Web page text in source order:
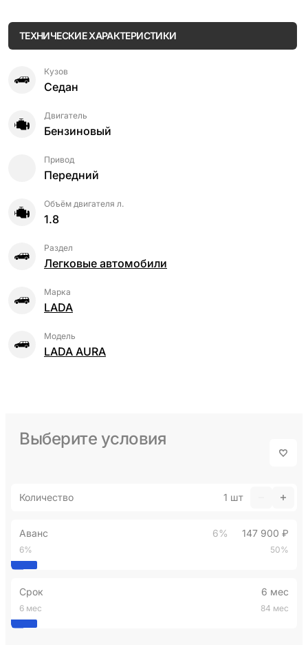
ТЕХНИЧЕСКИЕ ХАРАКТЕРИСТИКИ
Кузов
Седан
Двигатель
Бензиновый
Привод
Передний
Объём двигателя л.
1.8
Раздел
Легковые автомобили
Марка
LADA
Модель
LADA AURA
Выберите условия
Количество 1 шт
Аванс 6% 147 900 ₽
6% 50%
Срок 6 мес
6 мес 84 мес